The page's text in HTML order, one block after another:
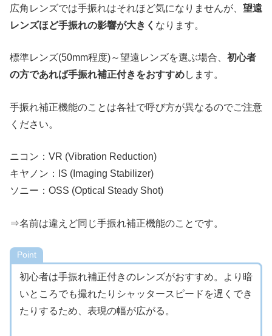
広角レンズでは手振れはそれほど気になりませんが、 望遠
レンズほど手振れの影響が大きく なります。
標準レンズ(50mm程度)～望遠レンズを選ぶ場合、 初心者
の方であれば手振れ補正付きをおすすめします。
手振れ補正機能のことは各社で呼び方が異なるのでご注意
ください。
ニコン：VR (Vibration Reduction)
キヤノン：IS (Imaging Stabilizer)
ソニー：OSS (Optical Steady Shot)
⇒名前は違えど同じ手振れ補正機能のことです。
Point
初心者は手振れ補正付きのレンズがおすすめ。より暗
いところでも撮れたりシャッタースピードを遅くでき
たりするため、表現の幅が広がる。